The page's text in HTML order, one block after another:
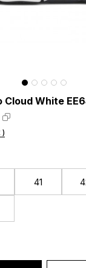
Cloud White
)
41